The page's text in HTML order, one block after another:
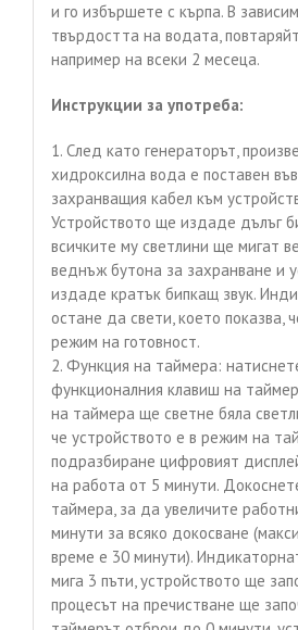
и го избършете с кърпа. В
твърдостта на водата,
например на всеки 2 месеца.
Инструкции за употреба:
1. След като генераторът,
хидроксилна вода е поставен
захранващия кабел към
Устройството ще издаде дълъг
всичките му светлини ще мигат
веднъж бутона за захранване и
издаде кратък бипкащ звук.
остане да свети, което показва,
режим на готовност.
2. Функция на таймера:
функционалния клавиш на
на таймера ще светне бяла
че устройството е в режим на
подразбиране цифровият
на работа от 5 минути.
таймера, за да увеличите
минути за всяко докосване
време е 30 минути).
мига 3 пъти, устройството ще
процесът на пречистване ще